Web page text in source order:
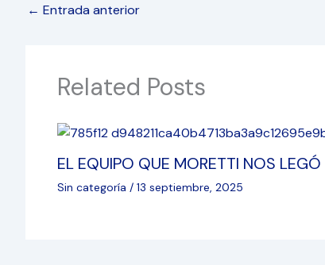
← Entrada anterior
Related Posts
EL EQUIPO QUE MORETTI NOS LEGÓ
Sin categoría / 13 septiembre, 2025